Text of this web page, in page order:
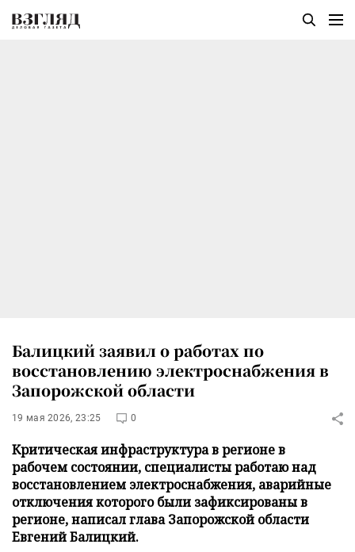
Балицкий заявил о работах по
восстановлению электроснабжения в
Запорожской области
19 мая 2026, 23:25 0
Критическая инфраструктура в регионе в
рабочем состоянии, специалисты работаю над
восстановлением электроснабжения, аварийные
отключения которого были зафиксированы в
регионе, написал глава Запорожской области
Евгений Балицкий.